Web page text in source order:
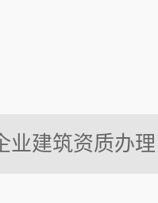
业建筑资质办理